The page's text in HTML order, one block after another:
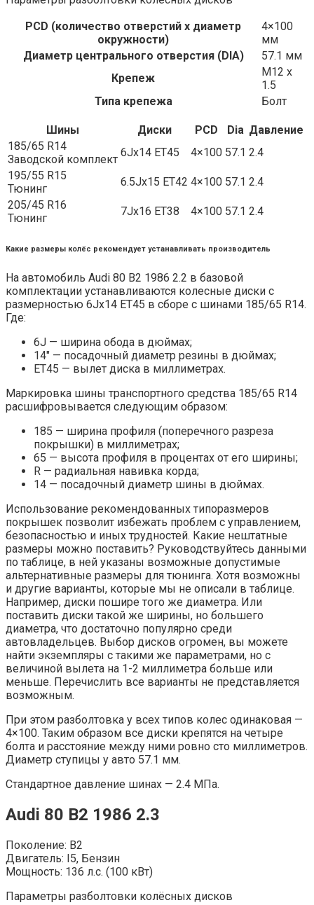
PCD (количество отверстий x диаметр
окружности)
4×100
мм
Диаметр центрального отверстия (DIA)
57.1 мм
Крепеж
M12 x
1.5
Типа крепежа
Болт
Шины Диски PCD Dia Давление
185/65 R14
Заводской комплект
6Jx14 ET45 4×100 57.1 2.4
195/55 R15
Тюнинг
6.5Jx15 ET42 4×100 57.1 2.4
205/45 R16
Тюнинг
7Jx16 ET38 4×100 57.1 2.4
Какие размеры колёс рекомендует устанавливать производитель
На автомобиль Audi 80 B2 1986 2.2 в базовой
комплектации устанавливаются колесные диски с
размерностью 6Jx14 ET45 в сборе с шинами 185/65 R14.
Где:
6J — ширина обода в дюймах;
14″ — посадочный диаметр резины в дюймах;
ET45 — вылет диска в миллиметрах.
Маркировка шины транспортного средства 185/65 R14
расшифровывается следующим образом:
185 — ширина профиля (поперечного разреза
покрышки) в миллиметрах;
65 — высота профиля в процентах от его ширины;
R — радиальная навивка корда;
14 — посадочный диаметр шины в дюймах.
Использование рекомендованных типоразмеров
покрышек позволит избежать проблем с управлением,
безопасностью и иных трудностей. Какие нештатные
размеры можно поставить? Руководствуйтесь данными
по таблице, в ней указаны возможные допустимые
альтернативные размеры для тюнинга. Хотя возможны
и другие варианты, которые мы не описали в таблице.
Например, диски пошире того же диаметра. Или
поставить диски такой же ширины, но большего
диаметра, что достаточно популярно среди
автовладельцев. Выбор дисков огромен, вы можете
найти экземпляры с такими же параметрами, но с
величиной вылета на 1-2 миллиметра больше или
меньше. Перечислить все варианты не представляется
возможным.
При этом разболтовка у всех типов колес одинаковая —
4×100. Таким образом все диски крепятся на четыре
болта и расстояние между ними ровно сто миллиметров.
Диаметр ступицы у авто 57.1 мм.
Стандартное давление шинах — 2.4 МПа.
Audi 80 B2 1986 2.3
Поколение: B2
Двигатель: I5, Бензин
Мощность: 136 л.с. (100 кВт)
Параметры разболтовки колёсных дисков